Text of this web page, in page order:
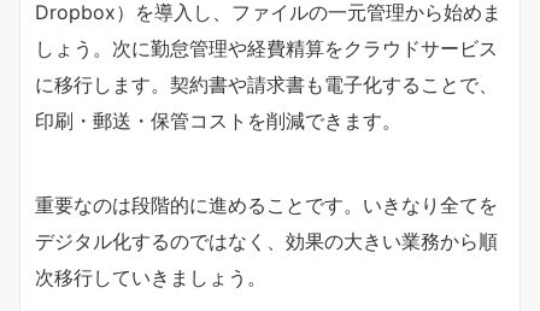
Dropbox）を導入し、ファイルの一元管理から始めま
しょう。次に勤怠管理や経費精算をクラウドサービス
に移行します。契約書や請求書も電子化することで、
印刷・郵送・保管コストを削減できます。
重要なのは段階的に進めることです。いきなり全てを
デジタル化するのではなく、効果の大きい業務から順
次移行していきましょう。